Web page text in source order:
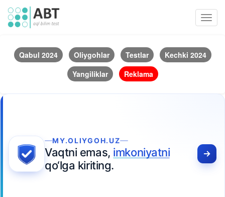
Qabul 2024 Oliygohlar Testlar
Kechki 2024
Yangiliklar
Reklama
MY.OLIYGOH.UZ
Vaqtni emas, imkoniyatni
qo‘lga kiriting.